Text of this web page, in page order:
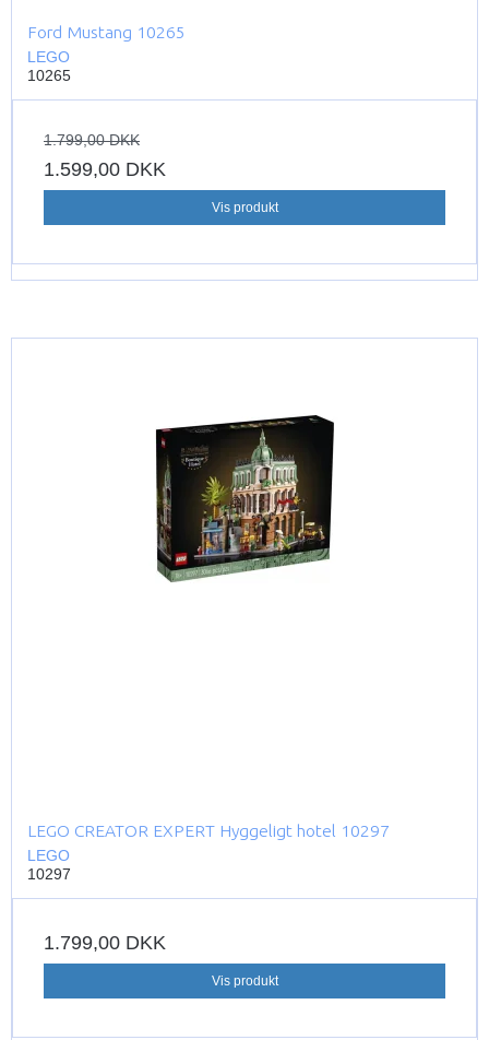
Ford Mustang 10265
LEGO
10265
1.799,00 DKK
1.599,00 DKK
Vis produkt
LEGO CREATOR EXPERT Hyggeligt hotel 10297
LEGO
10297
1.799,00 DKK
Vis produkt